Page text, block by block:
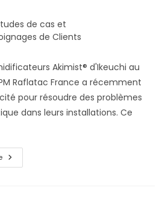
de cas et
de Clients
Akimist® d'Ikeuchi au
Raflatac France a récemment
pour résoudre des problèmes
dans leurs installations. Ce
UPM
France